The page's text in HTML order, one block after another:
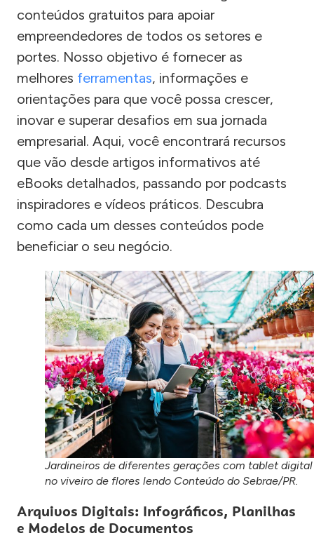
conteúdos gratuitos para apoiar
empreendedores de todos os setores e
portes. Nosso objetivo é fornecer as
melhores ferramentas, informações e
orientações para que você possa crescer,
inovar e superar desafios em sua jornada
empresarial. Aqui, você encontrará recursos
que vão desde artigos informativos até
eBooks detalhados, passando por podcasts
inspiradores e vídeos práticos. Descubra
como cada um desses conteúdos pode
beneficiar o seu negócio.
Jardineiros de diferentes gerações com tablet digital
no viveiro de flores lendo Conteúdo do Sebrae/PR.
Arquivos Digitais: Infográficos, Planilhas
e Modelos de Documentos